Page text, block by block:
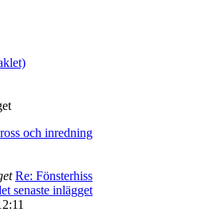
och inredning
Re: Fönsterhiss
senaste inlägget